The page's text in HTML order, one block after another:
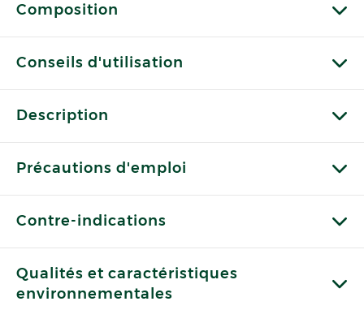
Composition
Conseils d'utilisation
Description
Précautions d'emploi
Contre-indications
Qualités et caractéristiques
environnementales